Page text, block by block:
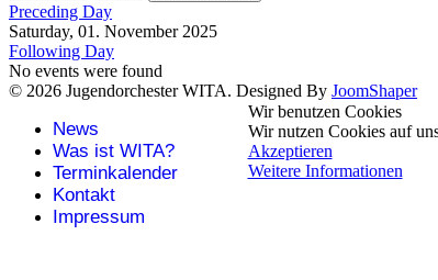
Preceding Day
Saturday, 01. November 2025
Following Day
No events were found
© 2026 Jugendorchester WITA. Designed By JoomShaper
News
Was ist WITA?
Terminkalender
Kontakt
Impressum
Wir benutzen Cookies
Wir nutzen Cookies auf
Akzeptieren
Weitere Informationen